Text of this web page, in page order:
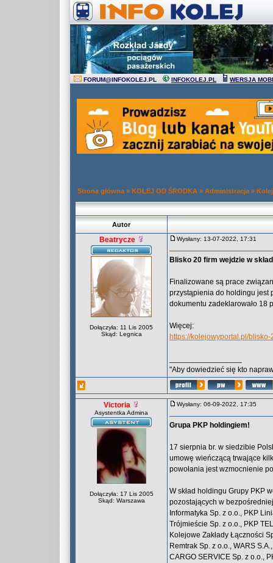
FORUM@INFOKOLEJ.PL INFOKOLEJ.PL WERSJA
Strona główna » KOLEJ OD ŚRODKA » Administracja »
Autor
Beatrycze
Dołączyła: 11 Lis 2005
Skąd: Legnica
Wysłany: 13-07-2022, 17:31
Blisko 20 firm wejdzie w
Finalizowane są prace
przystąpienia do holdingu jest
dokumentu zadeklarowało 18
Więcej:
https://kolejowyportal.pl/
"Aby dowiedzieć się kto
Victoria
Asystentka Admina
Dołączyła: 17 Lis 2005
Skąd: Warszawa
Wysłany: 06-09-2022, 17:35
Grupa PKP holdingiem!
17 sierpnia br. w siedzibie
umowę wieńczącą trwające
powołania jest wzmocnienie
W skład holdingu Grupy PKP
pozostających w
Informatyka Sp. z o.o., PKP
Trójmieście Sp. z o.o., PKP
Kolejowe Zakłady Łączności
Remtrak Sp. z o.o., WARS
CARGO SERVICE Sp. z o.o.,